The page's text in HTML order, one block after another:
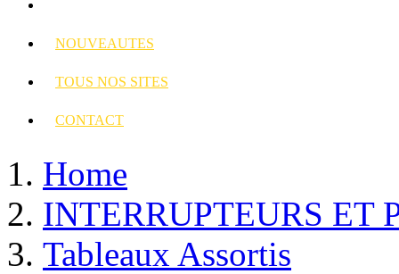
NOUVEAUTES
TOUS NOS SITES
CONTACT
Home
INTERRUPTEURS ET
Tableaux Assortis